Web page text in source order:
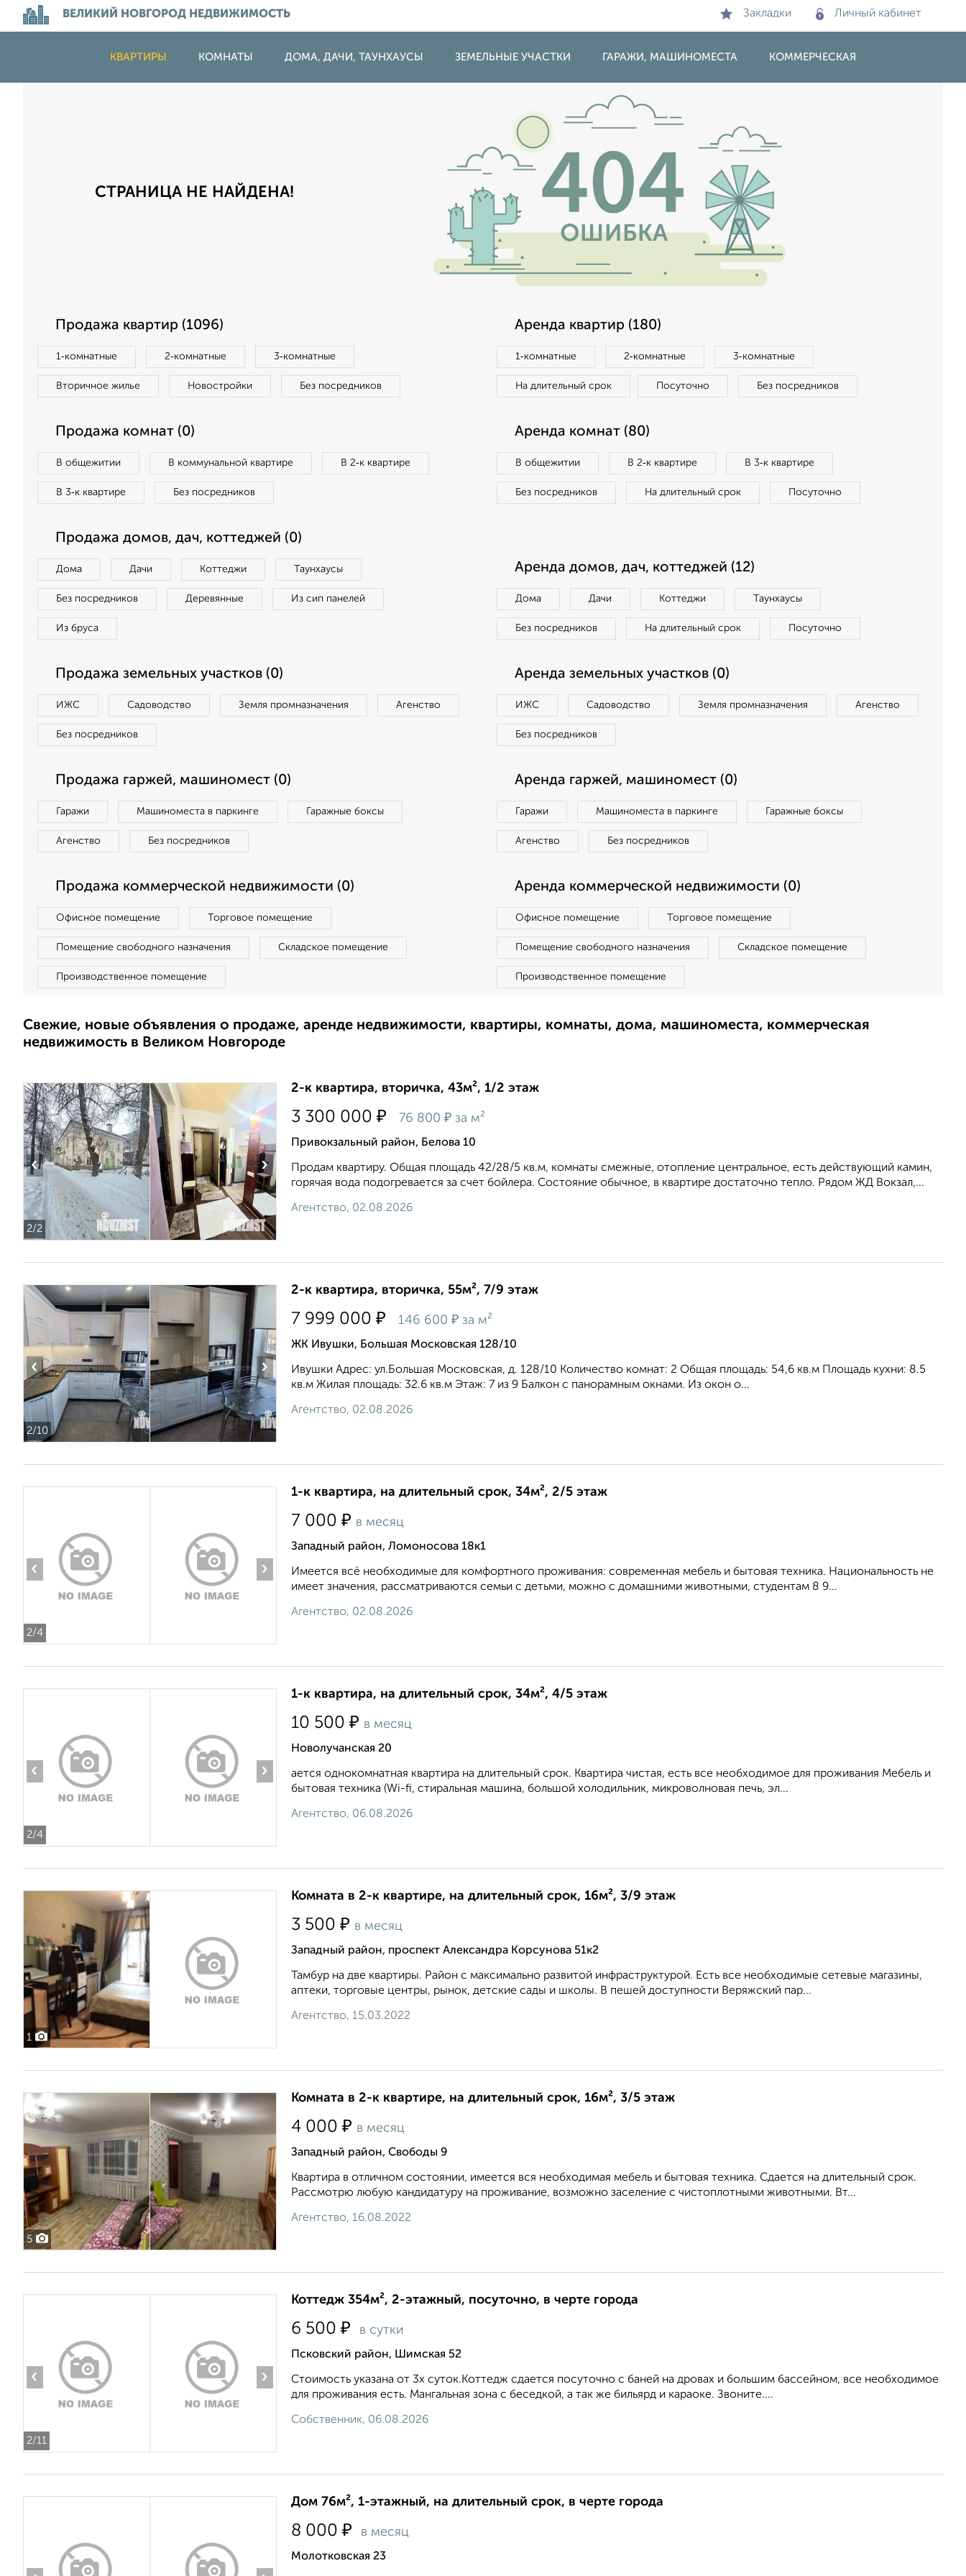
ВЕЛИКИЙ НОВГОРОД НЕДВИЖИМОСТЬ Закладки Личный кабинет
КВАРТИРЫ КОМНАТЫ ДОМА, ДАЧИ, ТАУНХАУСЫ ЗЕМЕЛЬНЫЕ УЧАСТКИ ГАРАЖИ, МАШИНОМЕСТА КОММЕРЧЕСКАЯ
СТРАНИЦА НЕ НАЙДЕНА!
Продажа квартир (1096)
1‑комнатные 2‑комнатные 3‑комнатные
Вторичное жилье Новостройки Без посредников
Аренда квартир (180)
1‑комнатные 2‑комнатные 3‑комнатные
На длительный срок Посуточно Без посредников
Продажа комнат (0)
В общежитии В коммунальной квартире В 2‑к квартире
В 3‑к квартире Без посредников
Аренда комнат (80)
В общежитии В 2‑к квартире В 3‑к квартире
Без посредников На длительный срок Посуточно
Продажа домов, дач, коттеджей (0)
Дома Дачи Коттеджи Таунхаусы
Без посредников Деревянные Из сип панелей
Из бруса
Аренда домов, дач, коттеджей (12)
Дома Дачи Коттеджи Таунхаусы
Без посредников На длительный срок Посуточно
Продажа земельных участков (0)
ИЖС Садоводство Земля промназначения Агенство
Без посредников
Аренда земельных участков (0)
ИЖС Садоводство Земля промназначения Агенство
Без посредников
Продажа гаржей, машиномест (0)
Гаражи Машиноместа в паркинге Гаражные боксы
Агенство Без посредников
Аренда гаржей, машиномест (0)
Гаражи Машиноместа в паркинге Гаражные боксы
Агенство Без посредников
Продажа коммерческой недвижимости (0)
Офисное помещение Торговое помещение
Помещение свободного назначения Складское помещение
Производственное помещение
Аренда коммерческой недвижимости (0)
Офисное помещение Торговое помещение
Помещение свободного назначения Складское помещение
Производственное помещение
Свежие, новые объявления о продаже, аренде недвижимости, квартиры, комнаты, дома, машиноместа, коммерческая
недвижимость в Великом Новгороде
2/2
‹ ›
2-к квартира, вторичка, 43м², 1/2 этаж
3 300 000 ₽ 76 800 ₽ за м²
Привокзальный район, Белова 10
Продам квартиру. Общая площадь 42/28/5 кв.м, комнаты смежные, отопление центральное, есть действующий камин,
горячая вода подогревается за счет бойлера. Состояние обычное, в квартире достаточно тепло. Рядом ЖД Вокзал,...
Агентство, 02.08.2026
2/10
‹ ›
2-к квартира, вторичка, 55м², 7/9 этаж
7 999 000 ₽ 146 600 ₽ за м²
ЖК Ивушки, Большая Московская 128/10
Ивушки Адрес: ул.Большая Московская, д. 128/10 Количество комнат: 2 Общая площадь: 54,6 кв.м Площадь кухни: 8.5
кв.м Жилая площадь: 32.6 кв.м Этаж: 7 из 9 Балкон с панорамным окнами. Из окон о...
Агентство, 02.08.2026
2/4
‹ ›
1-к квартира, на длительный срок, 34м², 2/5 этаж
7 000 ₽ в месяц
Западный район, Ломоносова 18к1
Имеется всё необходимые для комфортного проживания: современная мебель и бытовая техника. Национальность не
имеет значения, рассматриваются семьи с детьми, можно с домашними животными, студентам 8 9...
Агентство, 02.08.2026
2/4
‹ ›
1-к квартира, на длительный срок, 34м², 4/5 этаж
10 500 ₽ в месяц
Новолучанская 20
ается однокомнатная квартира на длительный срок. Квартира чистая, есть все необходимое для проживания Мебель и
бытовая техника (Wi-fi, стиральная машина, большой холодильник, микроволновая печь, эл...
Агентство, 06.08.2026
1
Комната в 2-к квартире, на длительный срок, 16м², 3/9 этаж
3 500 ₽ в месяц
Западный район, проспект Александра Корсунова 51к2
Тамбур на две квартиры. Район с максимально развитой инфраструктурой. Есть все необходимые сетевые магазины,
аптеки, торговые центры, рынок, детские сады и школы. В пешей доступности Веряжский пар...
Агентство, 15.03.2022
5
Комната в 2-к квартире, на длительный срок, 16м², 3/5 этаж
4 000 ₽ в месяц
Западный район, Свободы 9
Квартира в отличном состоянии, имеется вся необходимая мебель и бытовая техника. Сдается на длительный срок.
Рассмотрю любую кандидатуру на проживание, возможно заселение с чистоплотными животными. Вт...
Агентство, 16.08.2022
2/11
‹ ›
Коттедж 354м², 2-этажный, посуточно, в черте города
6 500 ₽ в сутки
Псковский район, Шимская 52
Стоимость указана от 3х суток.Коттедж сдается посуточно с баней на дровах и большим бассейном, все необходимое
для проживания есть. Мангальная зона с беседкой, а так же бильярд и караоке. Звоните....
Собственник, 06.08.2026
Дом 76м², 1-этажный, на длительный срок, в черте города
8 000 ₽ в месяц
Молотковская 23